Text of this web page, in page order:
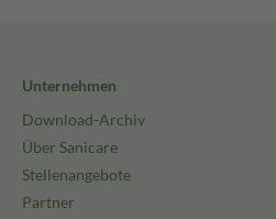
Unternehmen
Download-Archiv
Über Sanicare
Stellenangebote
Partner